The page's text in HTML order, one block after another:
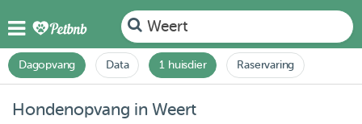
Weert
Dagopvang Data 1 huisdier Raservaring
Hondenopvang in Weert